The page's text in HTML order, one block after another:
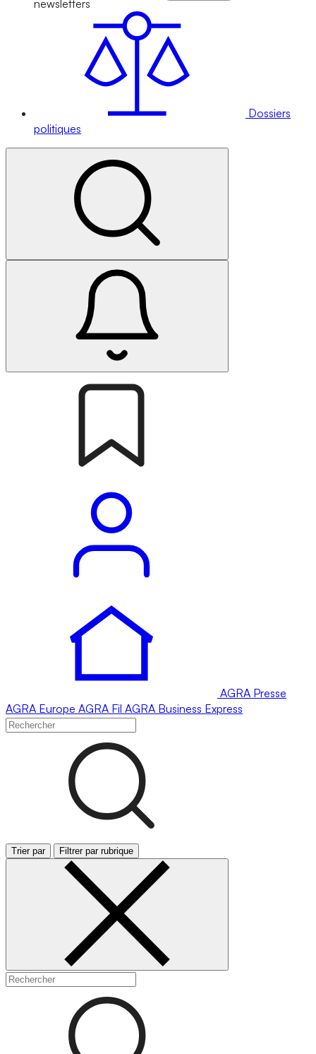
newsletters
Dossiers
politiques
AGRA Presse
AGRA Europe AGRA Fil AGRA Business Express
Trier par Filtrer par rubrique